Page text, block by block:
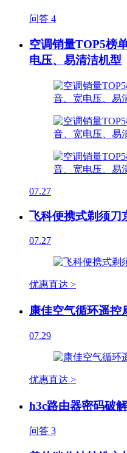
问答 4
空调销量TOP5榜
电压、易清洁机型
07.27
飞科便携式剃须刀
07.27
优惠直达 >
康佳空气循环遥控
07.29
优惠直达 >
h3c路由器密码破解
问答 3